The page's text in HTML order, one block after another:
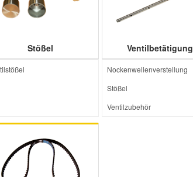
Stößel Ventilbetätigung
Nockenwellenverstellung
Stößel
Ventilzubehör